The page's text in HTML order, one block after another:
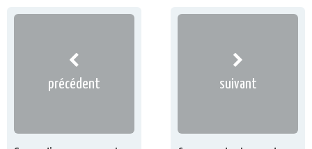
précédent suivant